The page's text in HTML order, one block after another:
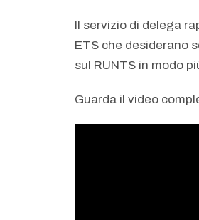
Il servizio di delega
ETS che desiderano
sul RUNTS in modo
Guarda il video